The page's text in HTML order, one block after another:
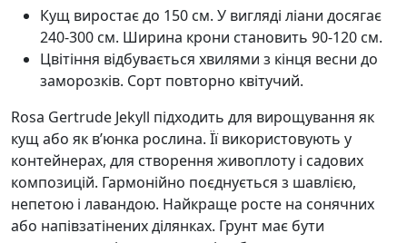
Кущ виростає до 150 см. У вигляді ліани досягає
240-300 см. Ширина крони становить 90-120 см.
Цвітіння відбувається хвилями з кінця весни до
заморозків. Сорт повторно квітучий.
Rosa Gertrude Jekyll підходить для вирощування як
кущ або як в’юнка рослина. Її використовують у
контейнерах, для створення живоплоту і садових
композицій. Гармонійно поєднується з шавлією,
непетою і лавандою. Найкраще росте на сонячних
або напівзатінених ділянках. Грунт має бути